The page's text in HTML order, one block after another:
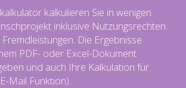
kalkulieren Sie in wenigen
inklusive Nutzungsrechten
Die Ergebnisse
PDF- oder Excel-Dokument
und auch Ihre Kalkulation für
Mail Funktion).